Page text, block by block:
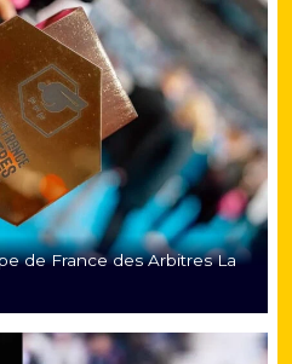
de France des Arbitres La